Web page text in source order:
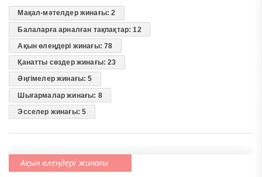
Мақал-мәтелдер жинағы: 2
Балаларға арналған тақпақтар: 12
Ақын өлеңдері жинағы: 78
Қанатты сөздер жинағы: 23
Әңгімелер жинағы: 5
Шығармалар жинағы: 8
Эсселер жинағы: 5
Ақын өлеңдері жинағы